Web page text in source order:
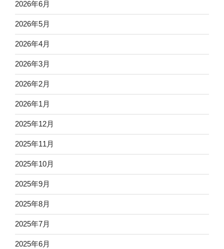
2026年6月
2026年5月
2026年4月
2026年3月
2026年2月
2026年1月
2025年12月
2025年11月
2025年10月
2025年9月
2025年8月
2025年7月
2025年6月